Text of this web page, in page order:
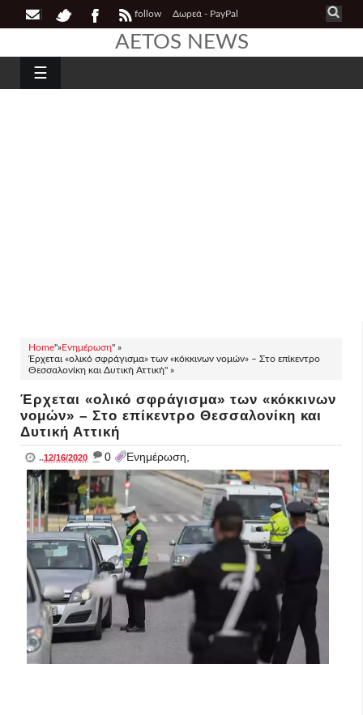
follow Δωρεά - PayPal
AETOS NEWS
☰
Home"»Ενημέρωση" »
Έρχεται «ολικό σφράγισμα» των «κόκκινων νομών» – Στο επίκεντρο
Θεσσαλονίκη και Δυτική Αττική" »
Έρχεται «ολικό σφράγισμα» των «κόκκινων
νομών» – Στο επίκεντρο Θεσσαλονίκη και
Δυτική Αττική
..12/16/2020 _ 0 Ενημέρωση,